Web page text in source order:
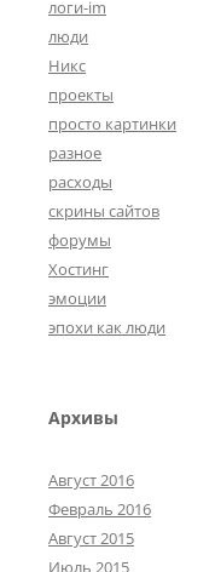
логи-im
люди
Никс
проекты
просто картинки
разное
расходы
скрины сайтов
форумы
Хостинг
эмоции
эпохи как люди
Архивы
Август 2016
Февраль 2016
Август 2015